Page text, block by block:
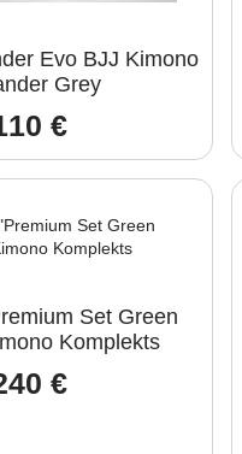
Evo BJJ Kimono
Grey
€
Set Green
Komplekts
€